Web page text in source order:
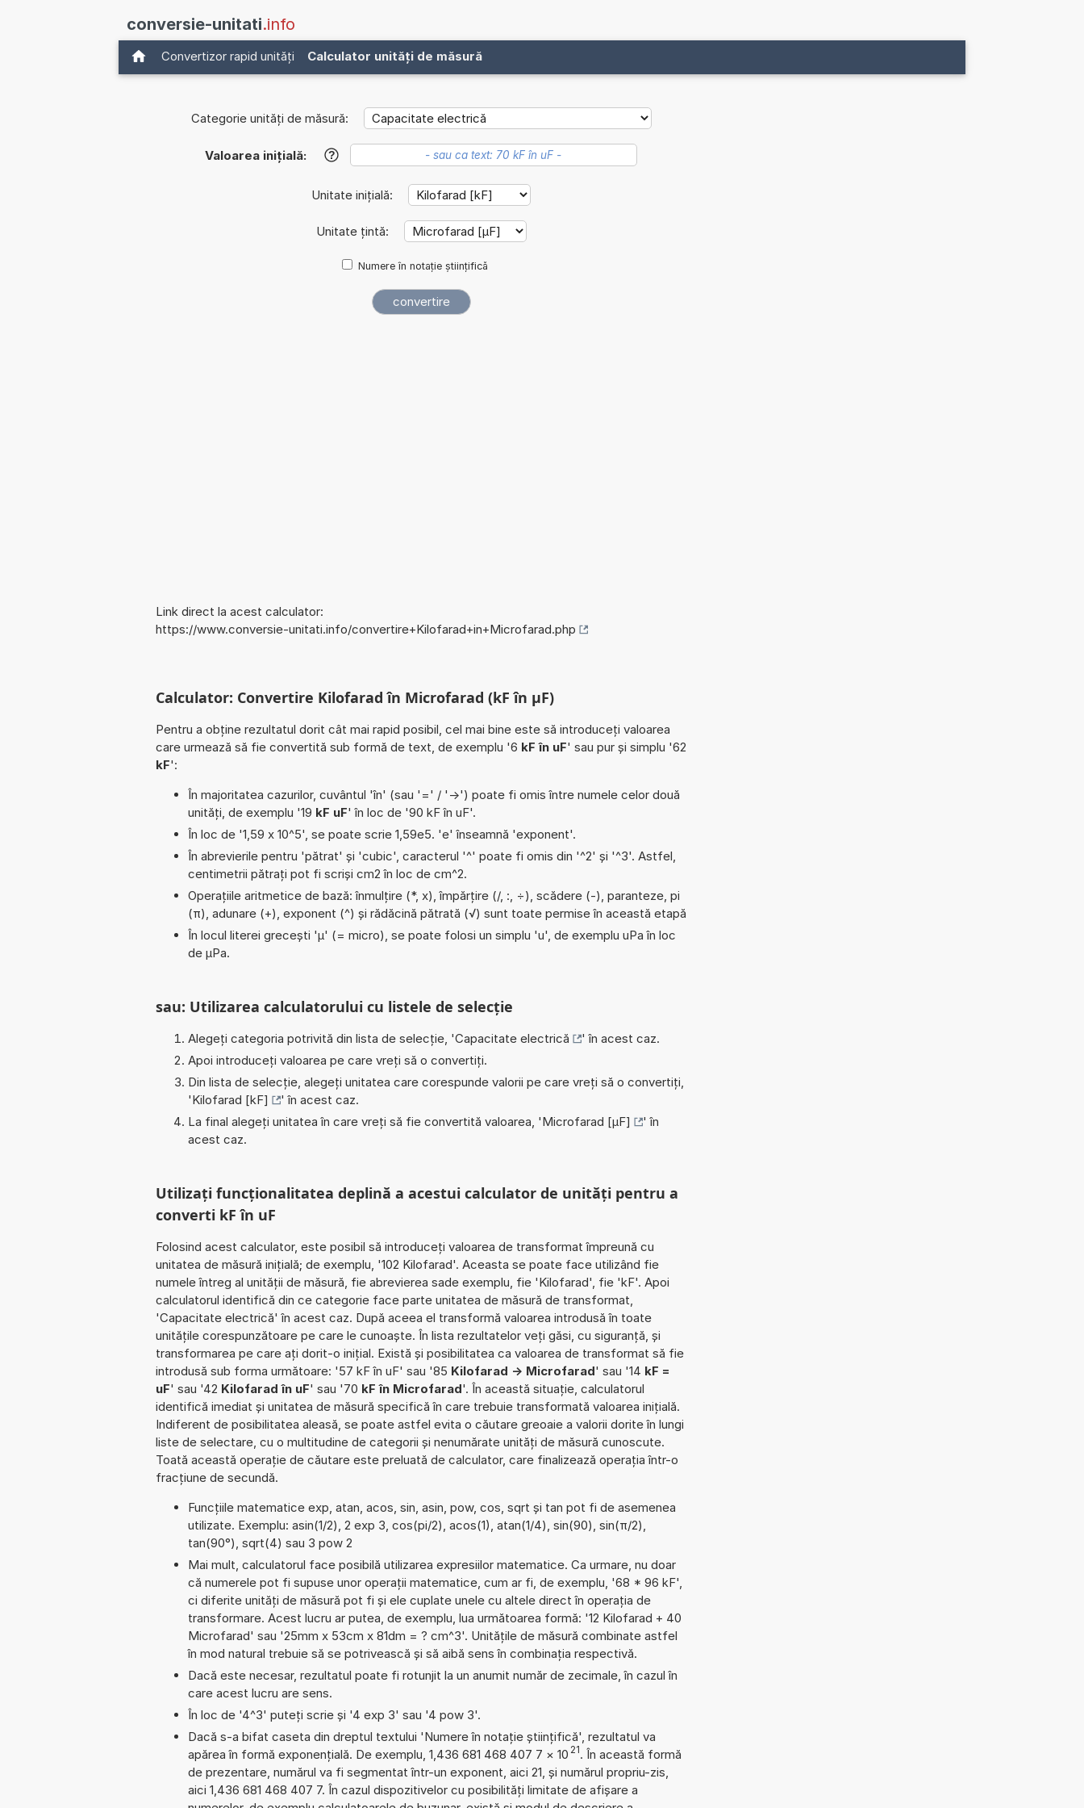
conversie-unitati.info
Convertizor rapid unități Calculator unități de măsură
Categorie unități de măsură:
Valoarea inițială: ?
Unitate inițială:
Unitate țintă:
Numere în notație științifică
Link direct la acest calculator:
https://www.conversie-unitati.info/convertire+Kilofarad+in+Microfarad.php
Calculator: Convertire Kilofarad în Microfarad (kF în µF)
Pentru a obține rezultatul dorit cât mai rapid posibil, cel mai bine este să introduceți valoarea
care urmează să fie convertită sub formă de text, de exemplu '6 kF în uF' sau pur și simplu '62
kF':
În majoritatea cazurilor, cuvântul 'în' (sau '=' / '->') poate fi omis între numele celor două
unități, de exemplu '19 kF uF' în loc de '90 kF în uF'.
În loc de '1,59 x 10^5', se poate scrie 1,59e5. 'e' înseamnă 'exponent'.
În abrevierile pentru 'pătrat' și 'cubic', caracterul '^' poate fi omis din '^2' și '^3'. Astfel,
centimetrii pătrați pot fi scriși cm2 în loc de cm^2.
Operațiile aritmetice de bază: înmulțire (*, x), împărțire (/, :, ÷), scădere (-), paranteze, pi
(π), adunare (+), exponent (^) și rădăcină pătrată (√) sunt toate permise în această etapă
În locul literei grecești 'µ' (= micro), se poate folosi un simplu 'u', de exemplu uPa în loc
de µPa.
sau: Utilizarea calculatorului cu listele de selecție
Alegeți categoria potrivită din lista de selecție, 'Capacitate electrică
' în acest caz.
Apoi introduceți valoarea pe care vreți să o convertiți.
Din lista de selecție, alegeți unitatea care corespunde valorii pe care vreți să o convertiți,
'Kilofarad [kF]
' în acest caz.
La final alegeți unitatea în care vreți să fie convertită valoarea, 'Microfarad [µF]
' în
acest caz.
Utilizați funcționalitatea deplină a acestui calculator de unități pentru a
converti kF în uF
Folosind acest calculator, este posibil să introduceți valoarea de transformat împreună cu
unitatea de măsură inițială; de exemplu, '102 Kilofarad'. Aceasta se poate face utilizând fie
numele întreg al unității de măsură, fie abrevierea sade exemplu, fie 'Kilofarad', fie 'kF'. Apoi
calculatorul identifică din ce categorie face parte unitatea de măsură de transformat,
'Capacitate electrică' în acest caz. După aceea el transformă valoarea introdusă în toate
unitățile corespunzătoare pe care le cunoaște. În lista rezultatelor veți găsi, cu siguranță, și
transformarea pe care ați dorit-o inițial. Există și posibilitatea ca valoarea de transformat să fie
introdusă sub forma următoare: '57 kF în uF' sau '85 Kilofarad -> Microfarad' sau '14 kF =
uF' sau '42 Kilofarad în uF' sau '70 kF în Microfarad'. În această situație, calculatorul
identifică imediat și unitatea de măsură specifică în care trebuie transformată valoarea inițială.
Indiferent de posibilitatea aleasă, se poate astfel evita o căutare greoaie a valorii dorite în lungi
liste de selectare, cu o multitudine de categorii și nenumărate unități de măsură cunoscute.
Toată această operație de căutare este preluată de calculator, care finalizează operația într-o
fracțiune de secundă.
Funcțiile matematice exp, atan, acos, sin, asin, pow, cos, sqrt și tan pot fi de asemenea
utilizate. Exemplu: asin(1/2), 2 exp 3, cos(pi/2), acos(1), atan(1/4), sin(90), sin(π/2),
tan(90°), sqrt(4) sau 3 pow 2
Mai mult, calculatorul face posibilă utilizarea expresiilor matematice. Ca urmare, nu doar
că numerele pot fi supuse unor operații matematice, cum ar fi, de exemplu, '68 * 96 kF',
ci diferite unități de măsură pot fi și ele cuplate unele cu altele direct în operația de
transformare. Acest lucru ar putea, de exemplu, lua următoarea formă: '12 Kilofarad + 40
Microfarad' sau '25mm x 53cm x 81dm = ? cm^3'. Unitățile de măsură combinate astfel
în mod natural trebuie să se potrivească și să aibă sens în combinația respectivă.
Dacă este necesar, rezultatul poate fi rotunjit la un anumit număr de zecimale, în cazul în
care acest lucru are sens.
În loc de '4^3' puteți scrie și '4 exp 3' sau '4 pow 3'.
Dacă s-a bifat caseta din dreptul textului 'Numere în notație științifică', rezultatul va
apărea în formă exponențială. De exemplu, 1,436 681 468 407 7 × 10 21. În această formă
de prezentare, numărul va fi segmentat într-un exponent, aici 21, și numărul propriu-zis,
aici 1,436 681 468 407 7. În cazul dispozitivelor cu posibilități limitate de afișare a